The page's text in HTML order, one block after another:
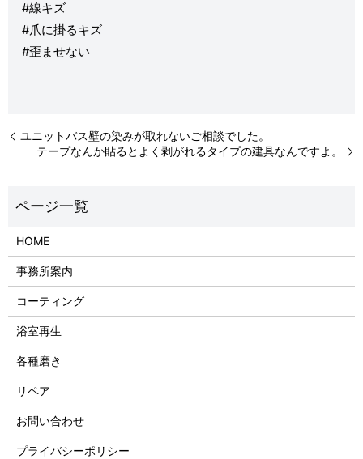
#線キズ
#爪に掛るキズ
#歪ませない
ユニットバス壁の染みが取れないご相談でした。
テープなんか貼るとよく剥がれるタイプの建具なんですよ。
HOME
事務所案内
コーティング
浴室再生
各種磨き
リペア
お問い合わせ
プライバシーポリシー